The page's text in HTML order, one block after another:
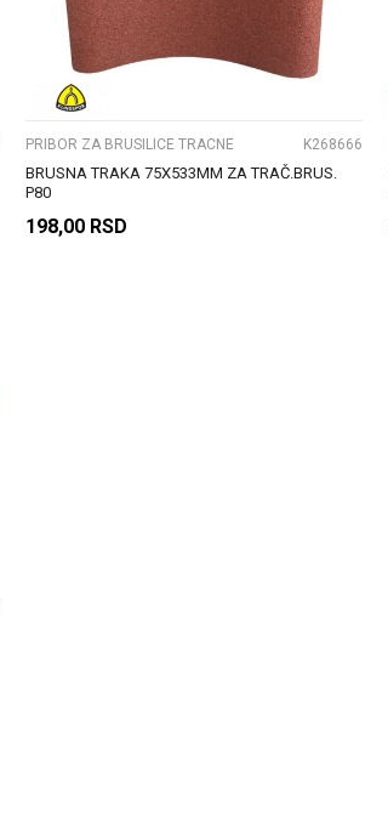
UPOREDI
PRIBOR ZA BRUSILICE TRACNE K268666
BRUSNA TRAKA 75X533MM ZA TRAČ.BRUS.
P80
198,00 RSD